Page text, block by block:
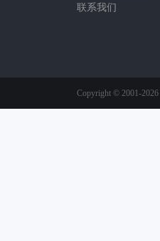
联系我们
Copyright © 2001-2026